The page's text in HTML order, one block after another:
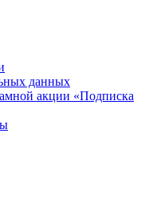
данных
акции «Подписка